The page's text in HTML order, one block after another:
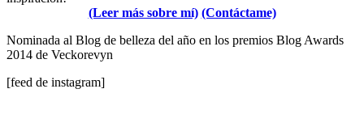
(Leer más sobre mí) (Contáctame)
Nominada al Blog de belleza del año en los premios Blog Awards
2014 de Veckorevyn
[feed de instagram]